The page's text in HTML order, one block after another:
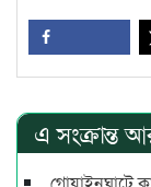
এ সংক্রান্ত